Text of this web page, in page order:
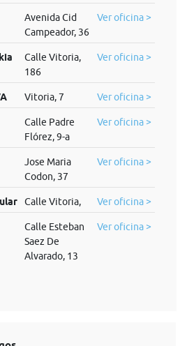
Avenida Cid
Campeador, 36
Ver oficina >
Calle Vitoria,
186
Ver oficina >
Vitoria, 7 Ver oficina >
Calle Padre
Flórez, 9-a
Ver oficina >
Jose Maria
Codon, 37
Ver oficina >
Calle Vitoria, Ver oficina >
Calle Esteban
Saez De
Alvarado, 13
Ver oficina >